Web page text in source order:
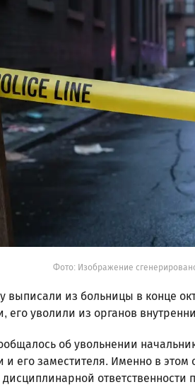
Фото: Изображение
выписали из больницы в конце
его уволили из органов
об увольнении
и его заместителя. Именно в
дисциплинарной